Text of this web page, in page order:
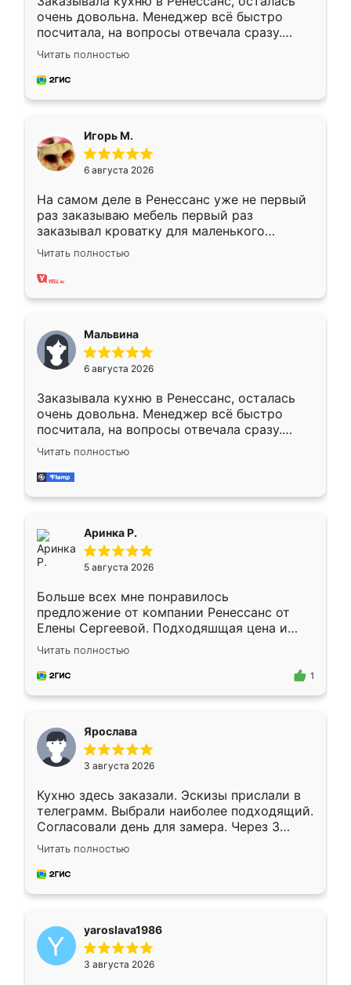
очень довольна. Менеджер всё быстро
посчитала, на вопросы отвечала сразу.
Замерщик приехал в субботу, подошёл к
делу со всей ответственностью. Собрали
за день, ребята работали аккуратно, даже
Читать полностью
Игорь М.
6 августа 2026
На самом деле в Ренессанс уже не первый
раз заказываю мебель первый раз
заказывал кроватку для маленького
ребёнка при его рождении ,во второй раз
заказал шкаф-купе. По качеству очень
хорошее сборка достаточно быстрая,
меньше, здесь же он более разнообразный.
Мне нравится ,если что-то потребуется из
мебели буду заказывать только здесь.
Читать полностью
Мальвина
6 августа 2026
Заказывала кухню в Ренессанс, осталась
очень довольна. Менеджер всё быстро
посчитала, на вопросы отвечала сразу.
Замерщик приехал в субботу, подошёл к
делу со всей ответственностью. Собрали
за день, ребята работали аккуратно, даже
Читать полностью
Аринка Р.
5 августа 2026
Больше всех мне понравилось
предложение от компании Ренессанс от
Елены Сергеевой. Подходяшщая цена и
короткие сроки изготовления. Приехавший
для замера сотрудник Владислав
предложил по моему эскизу самый
Читать полностью
1
Ярослава
3 августа 2026
Кухню здесь заказали. Эскизы прислали в
телеграмм. Выбрали наиболее подходящий.
Согласовали день для замера. Через 3
недели кухня была уже готова. Остались
довольны работой. Спасибо Ренессанс
мебель за качественную работу!
Читать полностью
yaroslava1986
3 августа 2026